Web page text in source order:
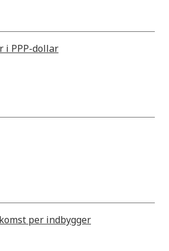
i PPP-dollar
per indbygger